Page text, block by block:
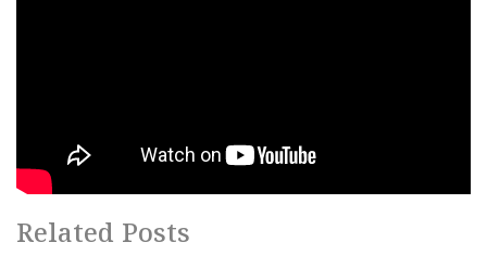
Related Posts